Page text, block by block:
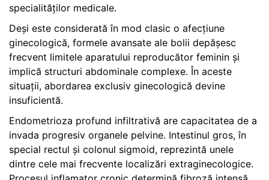
specialităților medicale.
Deși este considerată în mod clasic o afecțiune
ginecologică, formele avansate ale bolii depășesc
frecvent limitele aparatului reproducător feminin și
implică structuri abdominale complexe. În aceste
situații, abordarea exclusiv ginecologică devine
insuficientă.
Endometrioza profund infiltrativă are capacitatea de a
invada progresiv organele pelvine. Intestinul gros, în
special rectul și colonul sigmoid, reprezintă unele
dintre cele mai frecvente localizări extraginecologice.